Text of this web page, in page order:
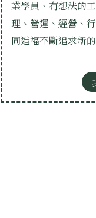
業學員、有想法的
理、營運、經營、
同造福不斷追求新